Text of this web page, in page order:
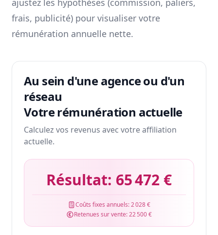
ajustez les hypothèses (commission, paliers,
frais, publicité) pour visualiser votre
rémunération annuelle nette.
Au sein d'une agence ou d'un
réseau
Votre rémunération actuelle
Calculez vos revenus avec votre affiliation
actuelle.
Résultat: 65 472 €
Coûts fixes annuels:2 028 €
Retenues sur vente:22 500 €